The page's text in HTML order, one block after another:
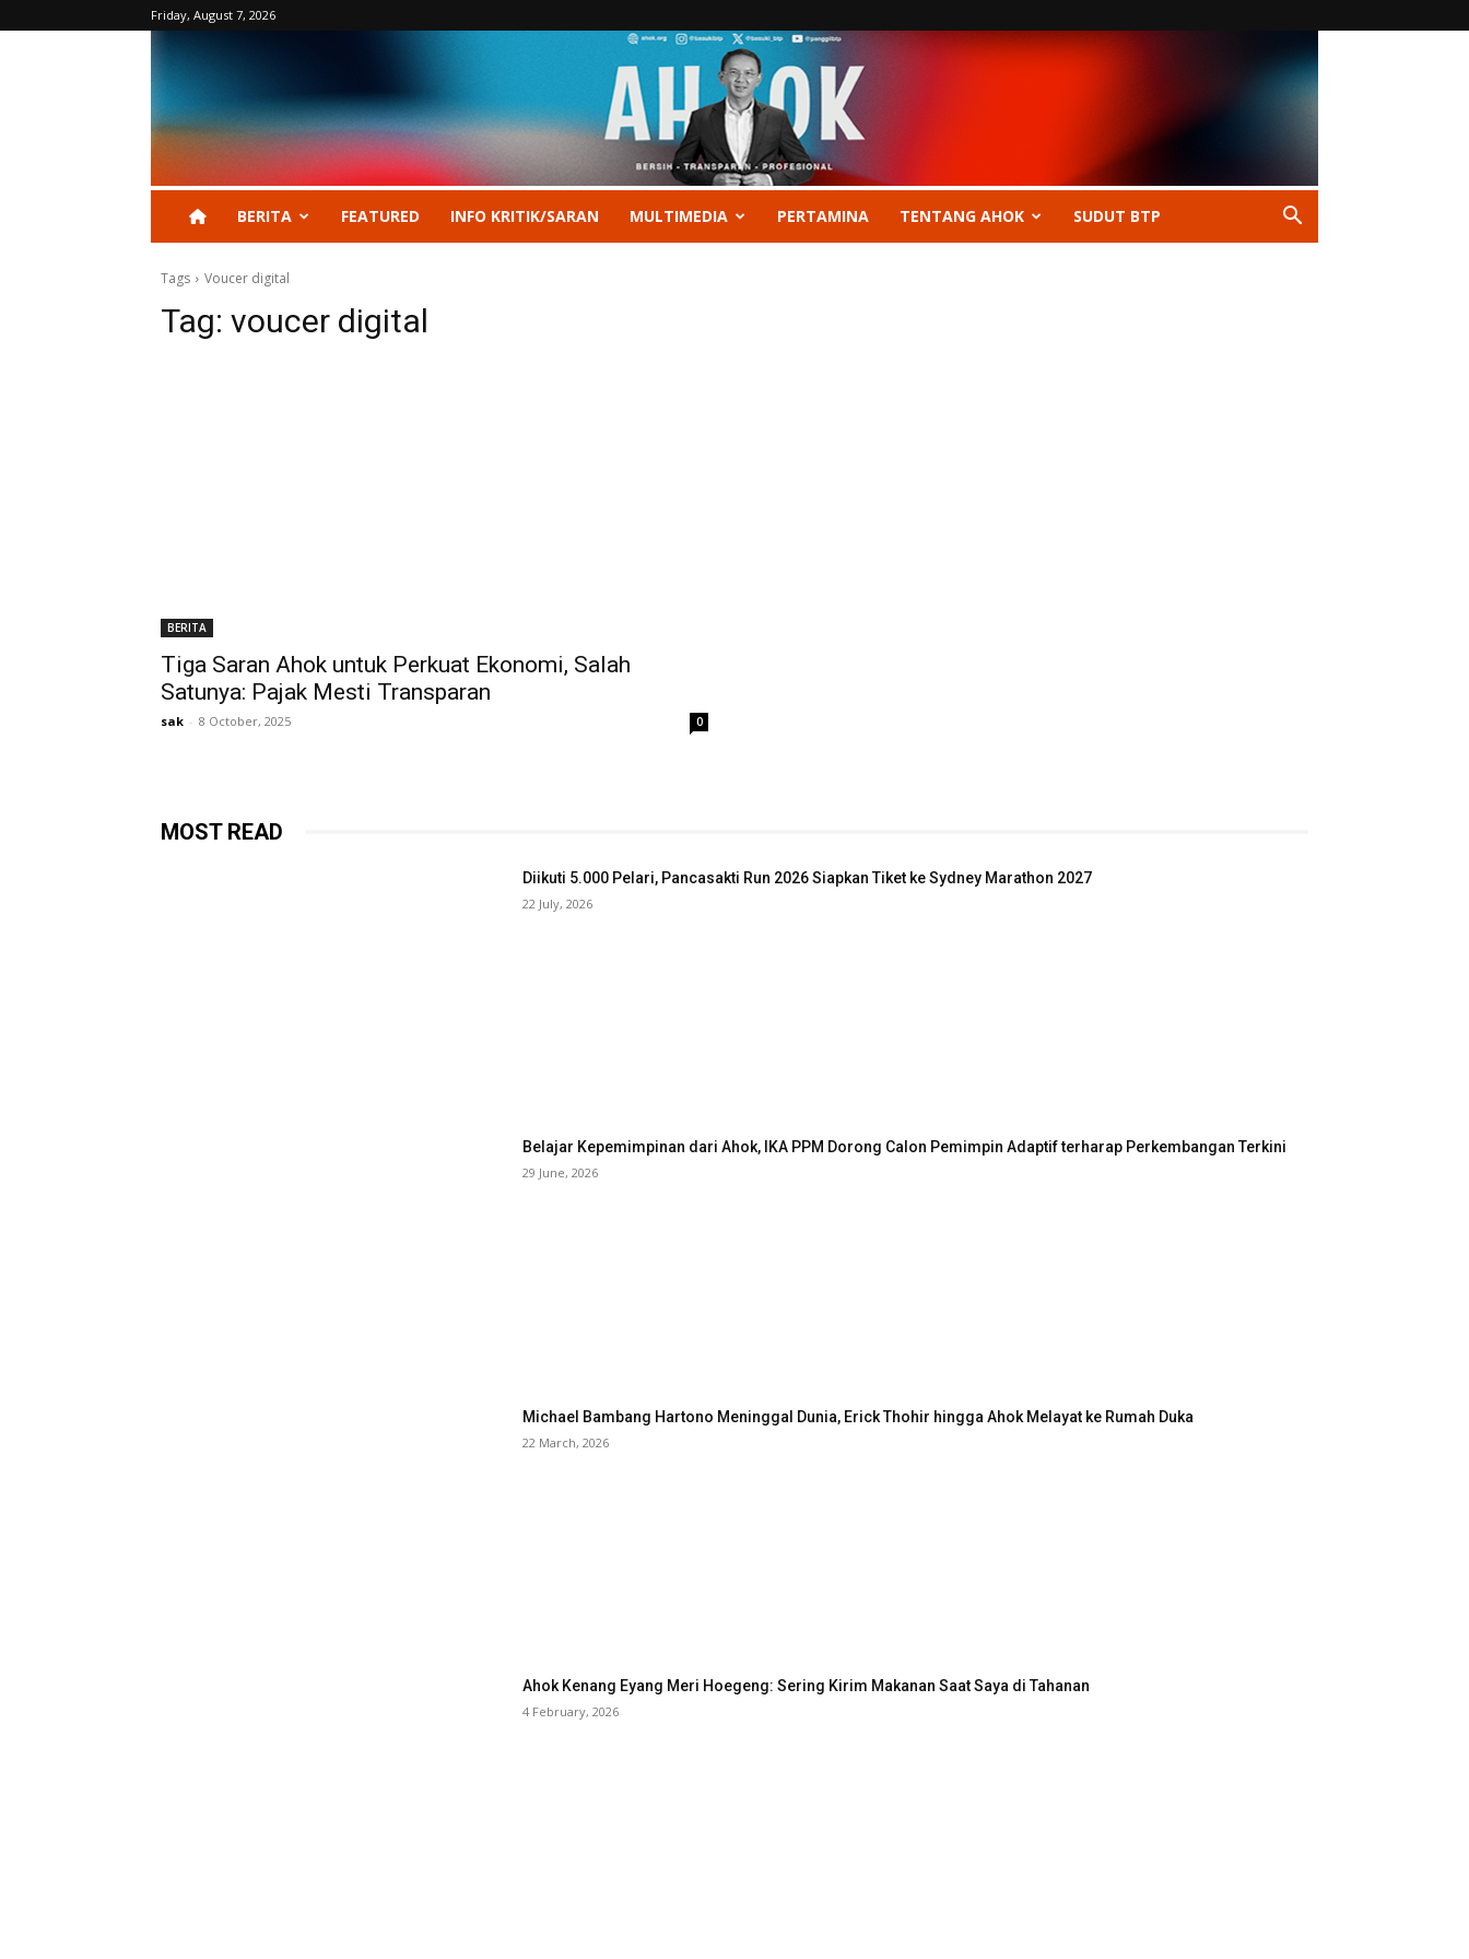
Friday, August 7, 2026
BERITA FEATURED INFO KRITIK/SARAN MULTIMEDIA PERTAMINA TENTANG AHOK SUDUT BTP
Tags Voucer digital
Tag: voucer digital
BERITA
Tiga Saran Ahok untuk Perkuat Ekonomi, Salah
Satunya: Pajak Mesti Transparan
sak - 8 October, 2025 0
MOST READ
Diikuti 5.000 Pelari, Pancasakti Run 2026 Siapkan Tiket ke Sydney Marathon 2027
22 July, 2026
Belajar Kepemimpinan dari Ahok, IKA PPM Dorong Calon Pemimpin Adaptif terharap Perkembangan Terkini
29 June, 2026
Michael Bambang Hartono Meninggal Dunia, Erick Thohir hingga Ahok Melayat ke Rumah Duka
22 March, 2026
Ahok Kenang Eyang Meri Hoegeng: Sering Kirim Makanan Saat Saya di Tahanan
4 February, 2026